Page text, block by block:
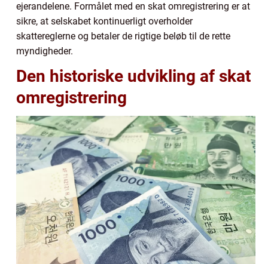
ejerandelene. Formålet med en skat omregistrering er at
sikre, at selskabet kontinuerligt overholder
skattereglerne og betaler de rigtige beløb til de rette
myndigheder.
Den historiske udvikling af skat
omregistrering